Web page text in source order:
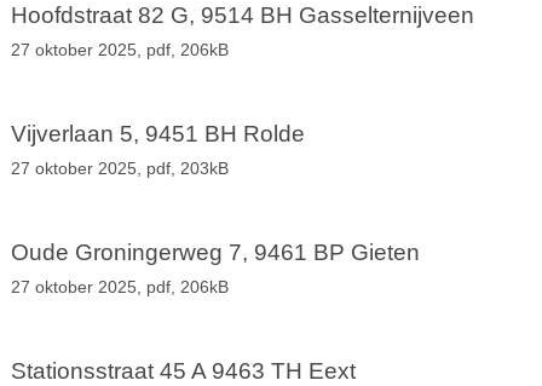
Hoofdstraat 82 G, 9514 BH Gasselternijveen
27 oktober 2025, pdf, 206kB
Vijverlaan 5, 9451 BH Rolde
27 oktober 2025, pdf, 203kB
Oude Groningerweg 7, 9461 BP Gieten
27 oktober 2025, pdf, 206kB
Stationsstraat 45 A 9463 TH Eext